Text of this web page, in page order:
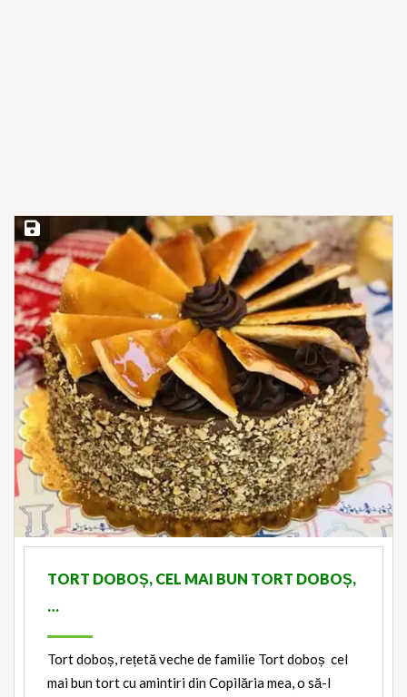
Save Recipe
TORT DOBOȘ, CEL MAI BUN TORT DOBOȘ,
…
Tort doboș, rețetă veche de familie Tort doboș cel
mai bun tort cu amintiri din Copilăria mea, o să-l